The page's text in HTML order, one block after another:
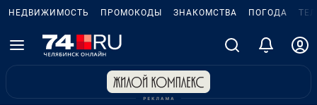
НЕДВИЖИМОСТЬ ПРОМОКОДЫ ЗНАКОМСТВА ПОГОДА